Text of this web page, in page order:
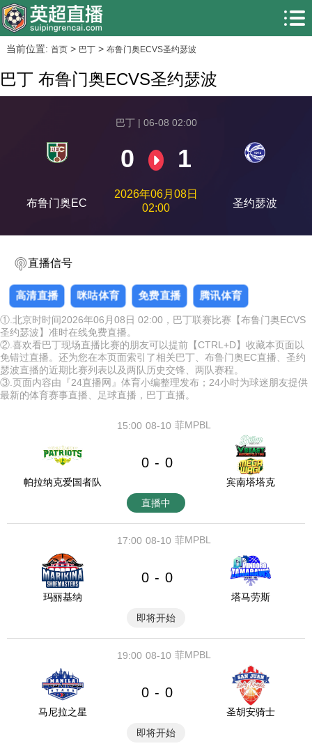
当前位置: 首页> 巴丁> 布鲁门奥ECVS圣约瑟波
巴丁 布鲁门奥ECVS圣约瑟波
布鲁门奥EC
巴丁 | 06-08 02:00
0 1
2026年06月08日
02:00
圣约瑟波
直播信号
高清直播 咪咕体育 免费直播 腾讯体育
①.北京时时间2026年06月08日 02:00，巴丁联赛比赛【布鲁门奥ECVS
圣约瑟波】准时在线免费直播。
②.喜欢看巴丁现场直播比赛的朋友可以提前【CTRL+D】收藏本页面以
免错过直播。还为您在本页面索引了相关巴丁、布鲁门奥EC直播、圣约
瑟波直播的近期比赛列表以及两队历史交锋、两队赛程。
③.页面内容由『24直播网』体育小编整理发布；24小时为球迷朋友提供
最新的体育赛事直播、足球直播，巴丁直播。
08-10
15:00 菲MPBL
帕拉纳克爱国者队
0 - 0
宾南塔塔克
直播中
08-10
17:00 菲MPBL
玛丽基纳
0 - 0
塔马劳斯
即将开始
08-10
19:00 菲MPBL
马尼拉之星
0 - 0
圣胡安骑士
即将开始